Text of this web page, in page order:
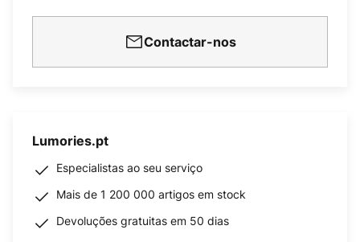
Contactar-nos
Lumories.pt
Especialistas ao seu serviço
Mais de 1 200 000 artigos em stock
Devoluções gratuitas em 50 dias